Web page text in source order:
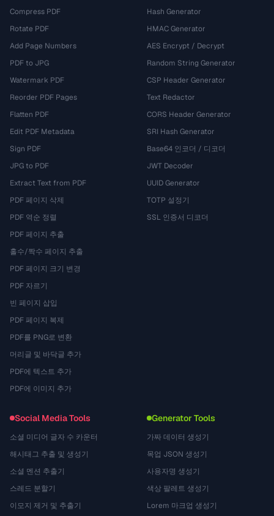
Compress PDF
Rotate PDF
Add Page Numbers
PDF to JPG
Watermark PDF
Reorder PDF Pages
Flatten PDF
Edit PDF Metadata
Sign PDF
JPG to PDF
Extract Text from PDF
PDF 페이지 삭제
PDF 역순 정렬
PDF 페이지 추출
홀수/짝수 페이지 추출
PDF 페이지 크기 변경
PDF 자르기
빈 페이지 삽입
PDF 페이지 복제
PDF를 PNG로 변환
머리글 및 바닥글 추가
PDF에 텍스트 추가
PDF에 이미지 추가
Hash Generator
HMAC Generator
AES Encrypt / Decrypt
Random String Generator
CSP Header Generator
Text Redactor
CORS Header Generator
SRI Hash Generator
Base64 인코더 / 디코더
JWT Decoder
UUID Generator
TOTP 설정기
SSL 인증서 디코더
Social Media Tools
소셜 미디어 글자 수 카운터
해시태그 추출 및 생성기
소셜 멘션 추출기
스레드 분할기
이모지 제거 및 추출기
Generator Tools
가짜 데이터 생성기
목업 JSON 생성기
사용자명 생성기
색상 팔레트 생성기
Lorem 마크업 생성기